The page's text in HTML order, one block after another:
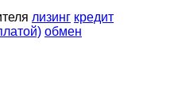
лизинг кредит
обмен